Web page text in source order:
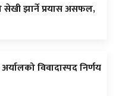
सेखी झार्ने प्रयास असफल,
विवादास्पद निर्णय